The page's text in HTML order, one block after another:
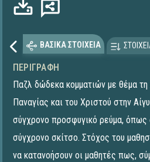
ΒΑΣΙΚΑ ΣΤΟΙΧΕΙΑ
ΠΕΡΙΓΡΑΦΉ
Παζλ δώδεκα κομματιών με θέμα
Παναγίας και του Χριστού στην
σύγχρονο προσφυγικό ρεύμα, όπως
σύγχρονο σκίτσο. Στόχος του
να κατανοήσουν οι μαθητές πως,